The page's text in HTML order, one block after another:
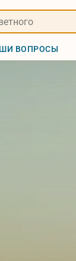
ВОПРОСЫ